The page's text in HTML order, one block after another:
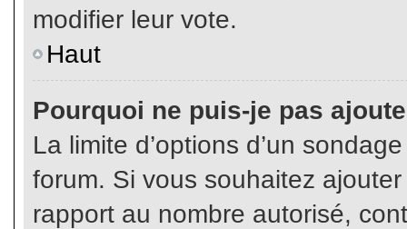
modifier leur vote.
Haut
Pourquoi ne puis-je pas
La limite d’options d’un
forum. Si vous souhaitez
rapport au nombre autorisé,